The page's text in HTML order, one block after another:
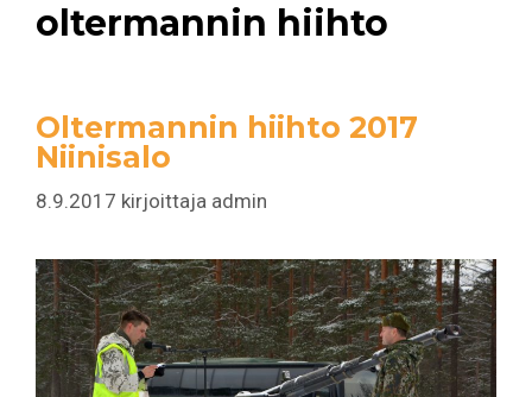
oltermannin hiihto
Oltermannin hiihto 2017
Niinisalo
8.9.2017 kirjoittaja admin